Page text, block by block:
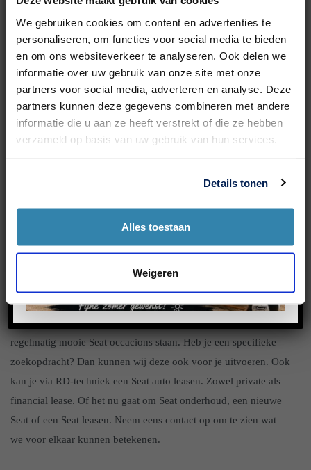
We gebruiken cookies om content en advertenties te
personaliseren, om functies voor social media te bieden
en om ons websiteverkeer te analyseren. Ook delen we
informatie over uw gebruik van onze site met onze
partners voor social media, adverteren en analyse. Deze
partners kunnen deze gegevens combineren met andere
informatie die u aan ze heeft verstrekt of die ze hebben
verzameld op basis van uw gebruik van hun services.
Details tonen
Alles toestaan
Weigeren
● Gebruik van 100% originele VAG onderdelen en filters;
● Professioneel en eerlijk advies m.b.t eventuele aankomende
kosten en de huidige staat van je Seat;
● Werken volgens fabrieksintervallen m.b.t filters, distributie
riem, remvloeistof, DSG onderhoud, airco onderhoud etc.;
Bij RD-techniek Seat
occasions
Ben jij toe aan een nieuwe Seat of wil je bijvoorbeeld je Seat
inruilen tegen een nieuwe? Dat kan bij RD-techniek. Wij hebben
regelmatig mooie Seat occacions staan. Heb je een specifieke
zoekopdracht? Dan kunnen wij deze ook voor je uitvoeren. Ook
kan je via RD-techniek een Seat auto leasen. Zowel private als
financial lease. Of het nu gaat om Seat onderhoud, een nieuwe
Seat of een Seat leasen. Neem eens contact op om te zien wat
we voor elkaar kunnen betekenen.